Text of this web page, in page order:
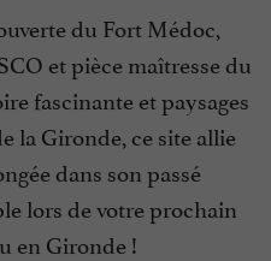
du Fort Médoc,
et pièce maîtresse du
fascinante et paysages
la Gironde, ce site allie
dans son passé
lors de votre prochain
en Gironde !